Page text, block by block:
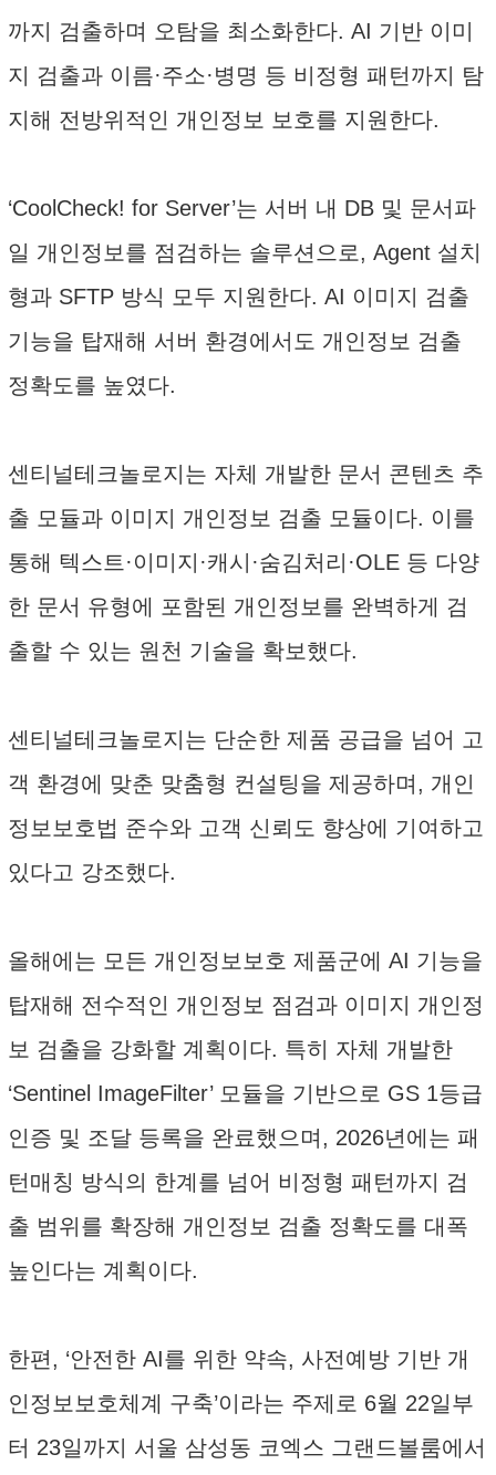
까지 검출하며 오탐을 최소화한다. AI 기반 이미
지 검출과 이름·주소·병명 등 비정형 패턴까지 탐
지해 전방위적인 개인정보 보호를 지원한다.
‘CoolCheck! for Server’는 서버 내 DB 및 문서파
일 개인정보를 점검하는 솔루션으로, Agent 설치
형과 SFTP 방식 모두 지원한다. AI 이미지 검출
기능을 탑재해 서버 환경에서도 개인정보 검출
정확도를 높였다.
센티널테크놀로지는 자체 개발한 문서 콘텐츠 추
출 모듈과 이미지 개인정보 검출 모듈이다. 이를
통해 텍스트·이미지·캐시·숨김처리·OLE 등 다양
한 문서 유형에 포함된 개인정보를 완벽하게 검
출할 수 있는 원천 기술을 확보했다.
센티널테크놀로지는 단순한 제품 공급을 넘어 고
객 환경에 맞춘 맞춤형 컨설팅을 제공하며, 개인
정보보호법 준수와 고객 신뢰도 향상에 기여하고
있다고 강조했다.
올해에는 모든 개인정보보호 제품군에 AI 기능을
탑재해 전수적인 개인정보 점검과 이미지 개인정
보 검출을 강화할 계획이다. 특히 자체 개발한
‘Sentinel ImageFilter’ 모듈을 기반으로 GS 1등급
인증 및 조달 등록을 완료했으며, 2026년에는 패
턴매칭 방식의 한계를 넘어 비정형 패턴까지 검
출 범위를 확장해 개인정보 검출 정확도를 대폭
높인다는 계획이다.
한편, ‘안전한 AI를 위한 약속, 사전예방 기반 개
인정보보호체계 구축’이라는 주제로 6월 22일부
터 23일까지 서울 삼성동 코엑스 그랜드볼룸에서